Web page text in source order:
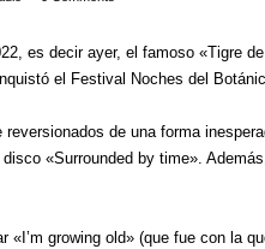
es decir ayer, el famoso «Tigre
el Festival Noches del
de una forma
«Surrounded by time».
«I’m growing old» (que fue con la